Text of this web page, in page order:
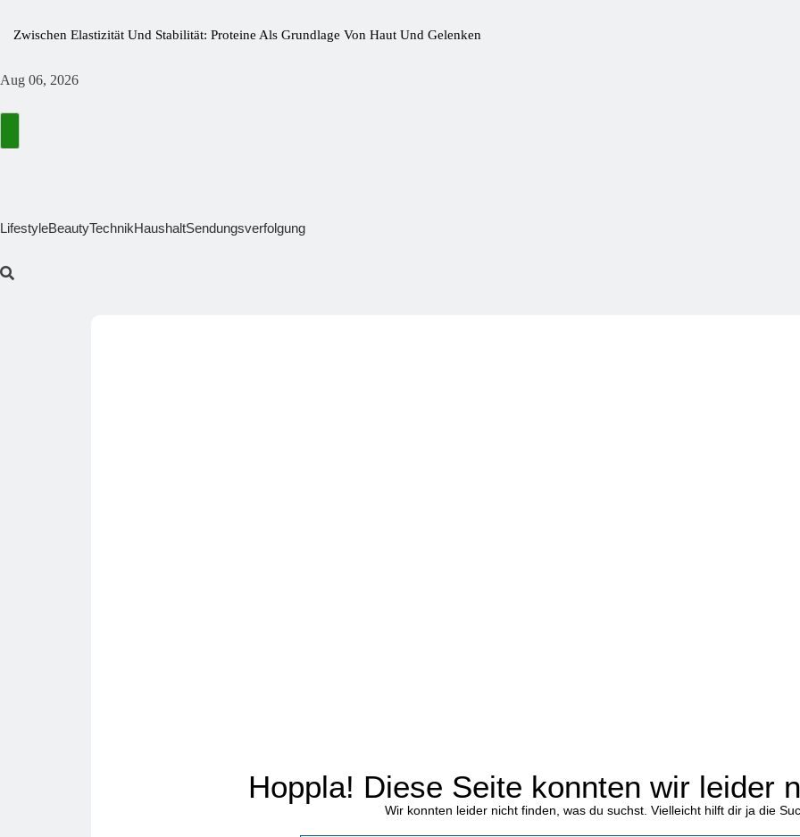
Zwischen Elastizität Und Stabilität: Proteine Als Grundlage Von Haut Und Gelenken
Wie Kleine Nährstofflücken Große Wirkung Haben
Die Fastaxol-Wirkung & Inhaltsstoffe Im Faktencheck!
Aug 06, 2026
LifestyleBeautyTechnikHaushaltSendungsverfolgung
Hoppla! Diese Seite konnten wir leider
Wir konnten leider nicht finden, was du suchst. Vielleicht hilft dir ja die